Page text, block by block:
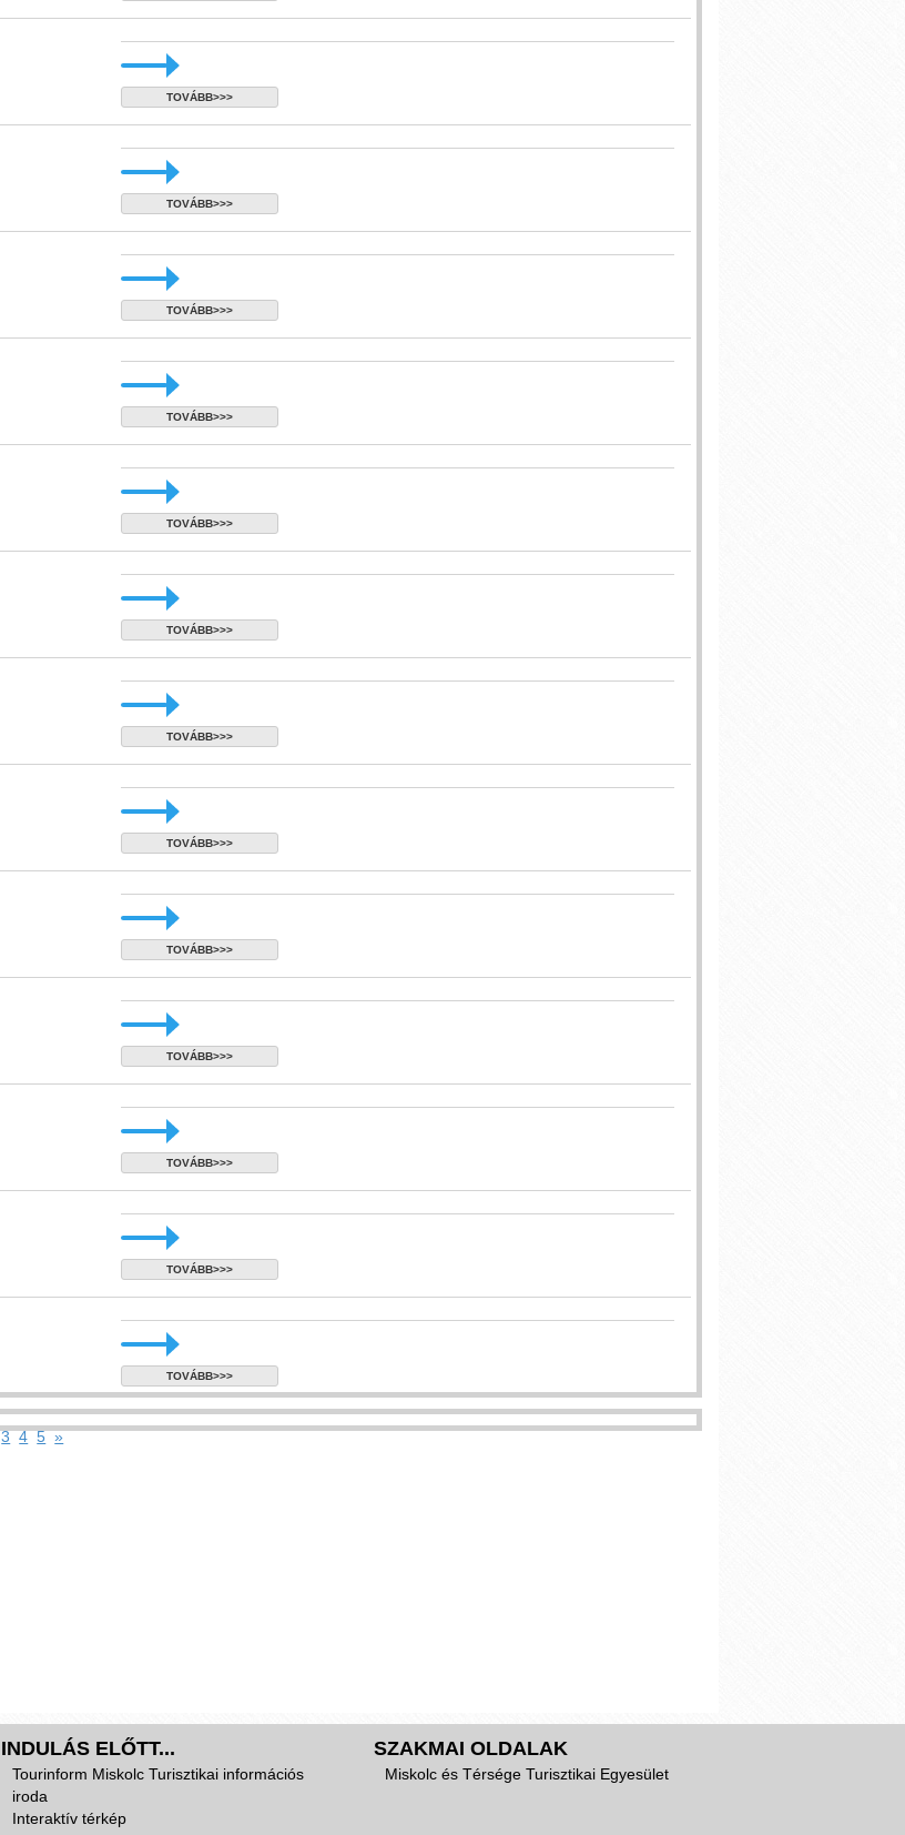
TOVÁBB>>>
TOVÁBB>>>
TOVÁBB>>>
TOVÁBB>>>
TOVÁBB>>>
TOVÁBB>>>
TOVÁBB>>>
TOVÁBB>>>
TOVÁBB>>>
TOVÁBB>>>
TOVÁBB>>>
TOVÁBB>>>
TOVÁBB>>>
3 4 5 »
INDULÁS ELŐTT...
Tourinform Miskolc Turisztikai információs
iroda
Interaktív térkép
SZAKMAI OLDALAK
Miskolc és Térsége Turisztikai Egyesület